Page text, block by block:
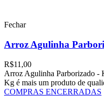
Fechar
Arroz Agulinha
R$11,00
Arroz Agulinha Parborizado -
Kg é mais um produto de
COMPRAS ENCERRADAS